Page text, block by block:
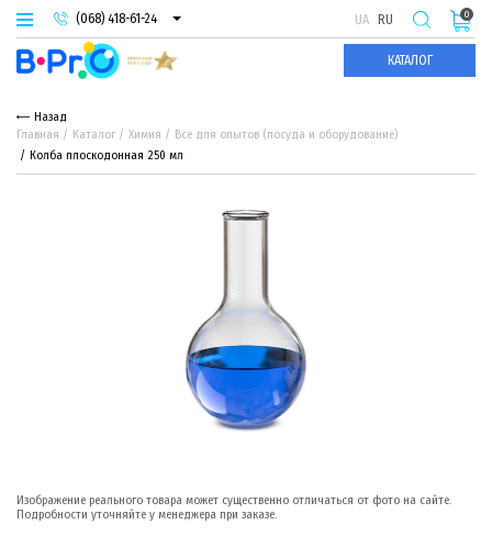
(068) 418-61-24
(093) 974-66-94
(095) 987-29-55
UA RU
КАТАЛОГ
0
Назад
Главная
Каталог Химия
Все для опытов (посуда и оборудование)
Колба плоскодонная 250 мл
Изображение реального товара может существенно отличаться от фото на сайте.
Подробности уточняйте у менеджера при заказе.